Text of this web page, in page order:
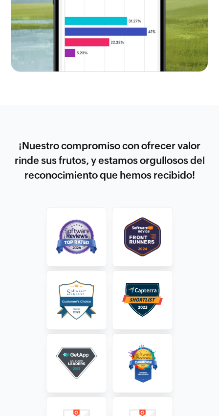
¡Nuestro compromiso con ofrecer valor
rinde sus frutos, y estamos orgullosos del
reconocimiento que hemos recibido!